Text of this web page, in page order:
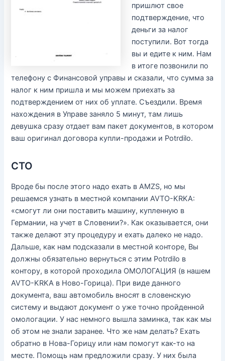
пришлют свое
подтверждение, что
деньги за налог
поступили. Вот тогда
вы и едите к ним. Нам
в итоге позвонили по
телефону с Финансовой управы и сказали, что сумма за
налог к ним пришла и мы можем приехать за
подтверждением от них об уплате. Съездили. Время
нахождения в Управе заняло 5 минут, там лишь
девушка сразу отдает вам пакет документов, в котором
ваш оригинал договора купли-продажи и Potrdilo.
СТО
Вроде бы после этого надо ехать в AMZS, но мы
решаемся узнать в местной компании AVTO-KRKA:
«смогут ли они поставить машину, купленную в
Германии, на учет в Словении?». Как оказывается, они
также делают эту процедуру и ехать далеко не надо.
Дальше, как нам подсказали в местной конторе, Вы
должны обязательно вернуться с этим Potrdilo в
контору, в которой проходила ОМОЛОГАЦИЯ (в нашем
AVTO-KRKA в Ново-Горица). При виде данного
документа, ваш автомобиль вносят в словенскую
систему и выдают документ о уже точно пройденной
омологации. У нас немного вышла заминка, так как мы
об этом не знали заранее. Что же нам делать? Ехать
обратно в Нова-Горицу или нам помогут как-то на
месте. Помощь нам предложили сразу. У них была